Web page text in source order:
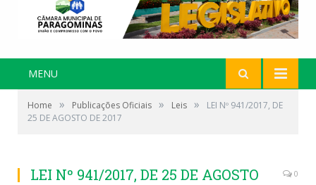
MENU
Home » Publicações Oficiais » Leis »
LEI Nº 941/2017, DE
25 DE AGOSTO DE 2017
LEI Nº 941/2017, DE 25 DE AGOSTO
0